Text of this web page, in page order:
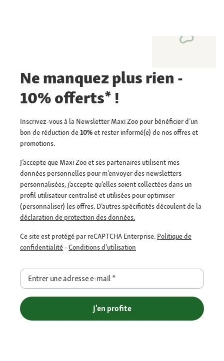
Ne manquez plus rien -
10% offerts* !
Inscrivez-vous à la Newsletter Maxi Zoo pour bénéficier d’un
bon de réduction de10%et rester informé(e) de nos offres et
promotions.
J’accepte que Maxi Zoo et ses partenaires utilisent mes
données personnelles pour m’envoyer des newsletters
personnalisées, j’accepte qu’elles soient collectées dans un
profil utilisateur centralisé et utilisées pour optimiser
(personnaliser) les offres. D’autres spécificités découlent de la
déclaration de protection des données.
Ce site est protégé par reCAPTCHA Enterprise. Politique de
confidentialité - Conditions d'utilisation
Entrer une adresse e-mail*
J'en profite